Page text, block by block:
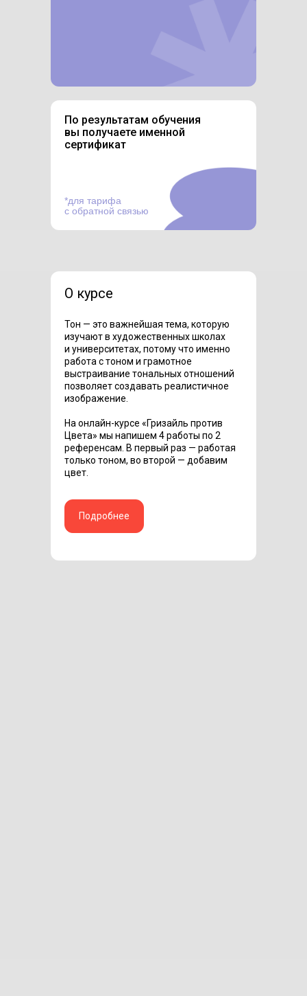
По результатам обучения
вы получаете именной
сертификат
*для тарифа
с обратной связью
О курсе
Тон — это важнейшая тема, которую
изучают в художественных школах
и университетах, потому что именно
работа с тоном и грамотное
выстраивание тональных отношений
позволяет создавать реалистичное
изображение.
На онлайн-курсе «Гризайль против
Цвета» мы напишем 4 работы по 2
референсам. В первый раз — работая
только тоном, во второй — добавим
цвет.
Подробнее